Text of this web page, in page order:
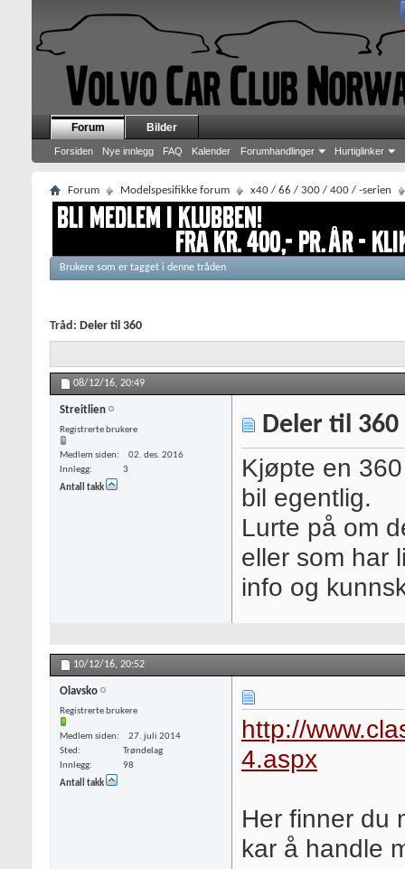
Forum
Forsiden Nye innlegg FAQ Kalender Forumhandlinger Hurtiglinker
Bilder
Forum Modelspesifikke forum x40 / 66 / 300 / 400 / -serien
Brukere som er tagget i denne tråden
Tråd: Deler til 360
08/12/16, 20:49
Streitlien
Registrerte brukere
Medlem siden
02. des. 2016
Innlegg
3
Antall takk
Deler til 360
Kjøpte en
bil egentlig.
Lurte på om
eller som har
info og
10/12/16, 20:52
Olavsko
Registrerte brukere
Medlem siden
27. juli 2014
Sted
Trøndelag
Innlegg
98
Antall takk
http://
4.aspx
Her finner du
kar å handle